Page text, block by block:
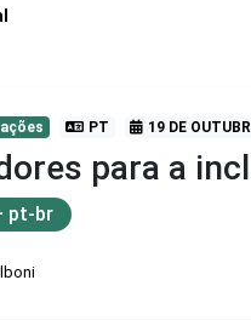
PT 19 DE
para a
pt-br